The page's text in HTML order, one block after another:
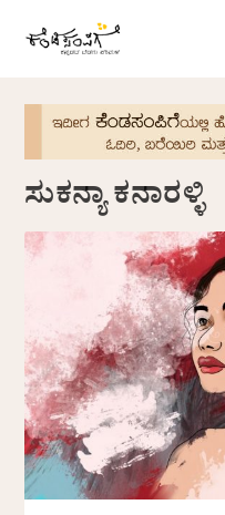
ಸುಕನ್ಯಾ ಕನಾರಳ್ಳಿ